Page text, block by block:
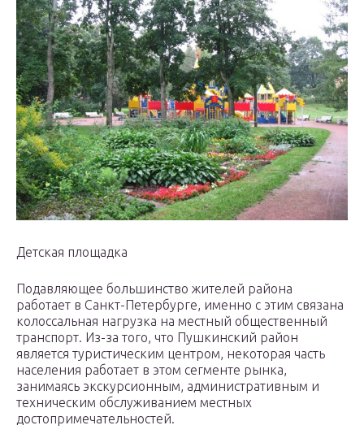
Детская площадка
Подавляющее большинство жителей района
работает в Санкт-Петербурге, именно с этим связана
колоссальная нагрузка на местный общественный
транспорт. Из-за того, что Пушкинский район
является туристическим центром, некоторая часть
населения работает в этом сегменте рынка,
занимаясь экскурсионным, административным и
техническим обслуживанием местных
достопримечательностей.